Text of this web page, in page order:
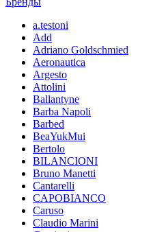
a.testoni
Add
Adriano Goldschmied
Aeronautica
Argesto
Attolini
Ballantyne
Barba Napoli
Barbed
BeaYukMui
Bertolo
BILANCIONI
Bruno Manetti
Cantarelli
CAPOBIANCO
Caruso
Claudio Marini